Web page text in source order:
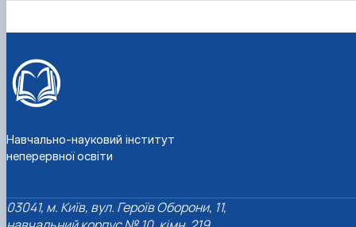
Навчально-науковий інститут
неперервної освіти
03041, м. Київ, вул. Героїв Оборони, 11,